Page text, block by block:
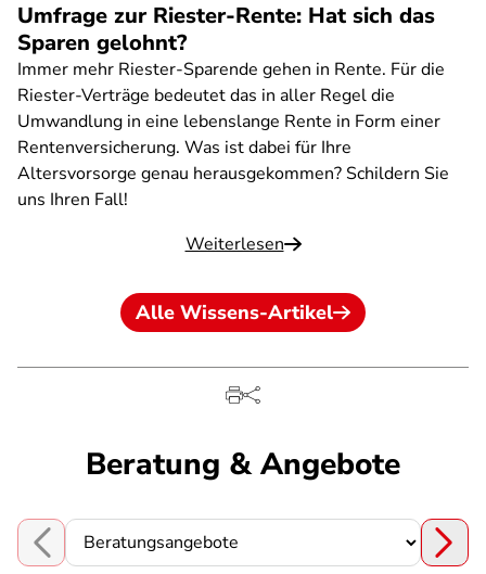
Umfrage zur Riester-Rente: Hat sich das
Sparen gelohnt?
Immer mehr Riester-Sparende gehen in Rente. Für die
Riester-Verträge bedeutet das in aller Regel die
Umwandlung in eine lebenslange Rente in Form einer
Rentenversicherung. Was ist dabei für Ihre
Altersvorsorge genau herausgekommen? Schildern Sie
uns Ihren Fall!
Weiterlesen
Alle Wissens-Artikel
Beratung & Angebote
Choose a section